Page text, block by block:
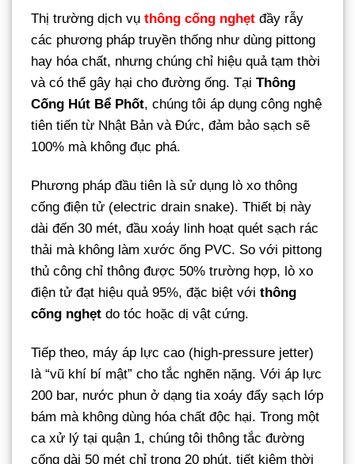
Thị trường dịch vụ thông cống nghẹt đầy rẫy
các phương pháp truyền thống như dùng pittong
hay hóa chất, nhưng chúng chỉ hiệu quả tạm thời
và có thể gây hại cho đường ống. Tại Thông
Cống Hút Bể Phốt, chúng tôi áp dụng công nghệ
tiên tiến từ Nhật Bản và Đức, đảm bảo sạch sẽ
100% mà không đục phá.
Phương pháp đầu tiên là sử dụng lò xo thông
cống điện tử (electric drain snake). Thiết bị này
dài đến 30 mét, đầu xoáy linh hoạt quét sạch rác
thải mà không làm xước ống PVC. So với pittong
thủ công chỉ thông được 50% trường hợp, lò xo
điện tử đạt hiệu quả 95%, đặc biệt với thông
cống nghẹt do tóc hoặc dị vật cứng.
Tiếp theo, máy áp lực cao (high-pressure jetter)
là “vũ khí bí mật” cho tắc nghẽn nặng. Với áp lực
200 bar, nước phun ở dạng tia xoáy đẩy sạch lớp
bám mà không dùng hóa chất độc hại. Trong một
ca xử lý tại quận 1, chúng tôi thông tắc đường
cống dài 50 mét chỉ trong 20 phút, tiết kiệm thời